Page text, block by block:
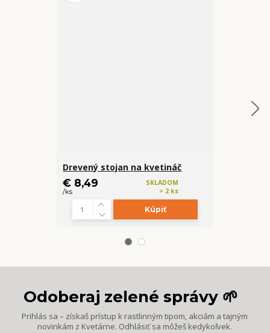
Drevený stojan na kvetináč
€ 8,49
/ks
SKLADOM
> 2 ks
Kúpiť
Odoberaj zelené správy 🌱
Prihlás sa – získaš prístup k rastlinným tipom, akciám a tajným
novinkám z Kvetárne. Odhlásiť sa môžeš kedykoľvek.